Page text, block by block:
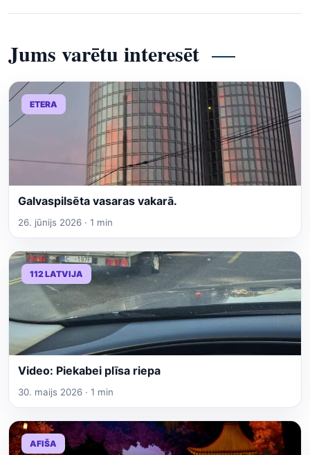
Jums varētu interesēt
ETERA
Galvaspilsēta vasaras vakarā.
26. jūnijs 2026 · 1 min
112 LATVIJA
Video: Piekabei plīsa riepa
30. maijs 2026 · 1 min
AFIŠA